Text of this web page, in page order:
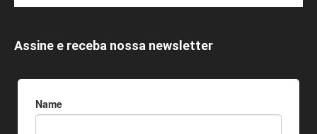
Assine e receba nossa newsletter